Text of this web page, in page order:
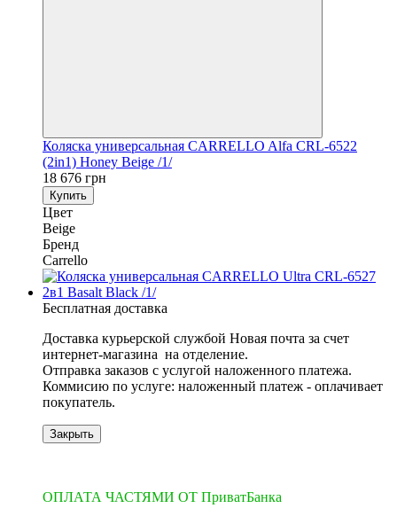
Коляска универсальная CARRELLO Alfa CRL-6522
(2in1) Honey Beige /1/
18 676 грн
Купить
Цвет
Beige
Бренд
Carrello
Бесплатная доставка
Доставка курьерской службой Новая почта за счет
интернет-магазина на отделение.
​​​​​​Отправка заказов с услугой наложенного платежа.
Коммисию по услуге: наложенный платеж - оплачивает
покупатель.
Закрыть
ОПЛАТА ЧАСТЯМИ ОТ ПриватБанка